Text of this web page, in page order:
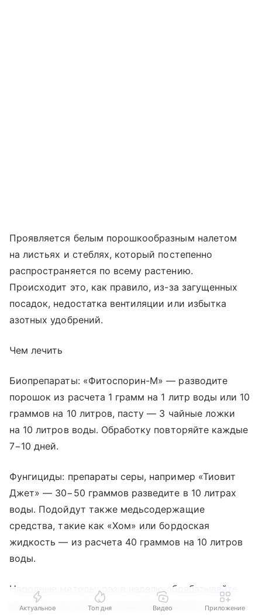
Проявляется белым порошкообразным налетом
на листьях и стеблях, который постепенно
распространяется по всему растению.
Происходит это, как правило, из-за загущенных
посадок, недостатка вентиляции или избытка
азотных удобрений.
Чем лечить
Биопрепараты: «Фитоспорин-М» — разводите
порошок из расчета 1 грамм на 1 литр воды или 10
граммов на 10 литров, пасту — 3 чайные ложки
на 10 литров воды. Обработку повторяйте каждые
7−10 дней.
Фунгициды: препараты серы, например «Тиовит
Джет» — 30−50 граммов разведите в 10 литрах
воды. Подойдут также медьсодержащие
средства, такие как «Хом» или бордоская
жидкость — из расчета 40 граммов на 10 литров
воды.
Народные методы: раз в неделю обрабатывайте
растения раствором кальцинированной соды
Актуальное Топ дня Видео Приложение